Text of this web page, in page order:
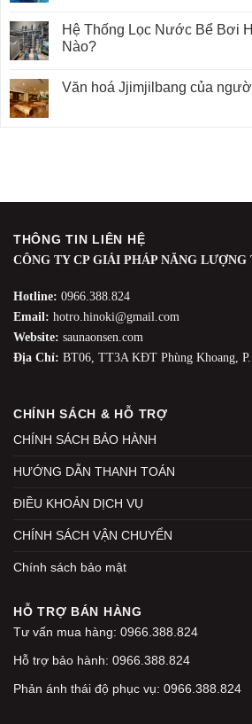
Hệ Thống Lọc Nước Bể Bơi
Nào?
Văn hoá Jjimjilbang của
THÔNG TIN LIÊN HỆ
CÔNG TY CP GIẢI PHÁP NĂNG
Hotline: 0966.388.824
Email: hotro.hinoki@gmail.com
Website: saunaonsen.com
Địa Chỉ: BT06, TT3A KĐT Phùng Khoang,
CHÍNH SÁCH & HỖ TRỢ
CHÍNH SÁCH BẢO HÀNH
HƯỚNG DẪN THANH TOÁN
ĐIỀU KHOẢN DỊCH VỤ
CHÍNH SÁCH VẬN CHUYỂN
Chính sách bảo mật
HỖ TRỢ BÁN HÀNG
Tư vấn mua hàng: 0966.388.824
Hỗ trợ bảo hành: 0966.388.824
Phản ánh thái độ phục vụ: 0966.388.824